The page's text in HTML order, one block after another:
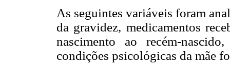
As seguintes variáveis foram
da gravidez, medicamentos
nascimento ao recém-
condições psicológicas da mãe